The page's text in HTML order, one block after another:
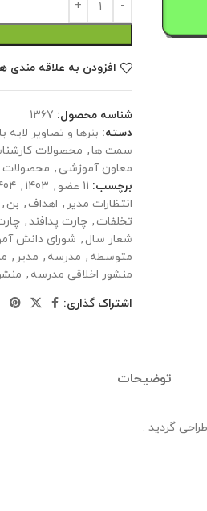
افزودن به علاقه مندی
شناسه محصول: 1367
دسته: بنرها و تصاویر لایه
سمت ها, محصولات
معاون آموزشی , محصولات
برچسب: 11 عضو ,
1403
,
انتظارات مدیر , اهداف , بن ,
تخلفات , چارت پدافند,
شعار سال , شورای دانش
متوسطه , مدرسه , مدیر ,
منشور اخلاقی مدرسه ,
اشتراک گذاری:
توضیحات